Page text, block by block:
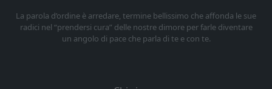
La parola d’ordine è arredare, termine bellissimo che affonda le sue
radici nel “prendersi cura” delle nostre dimore per farle diventare
un angolo di pace che parla di te e con te.